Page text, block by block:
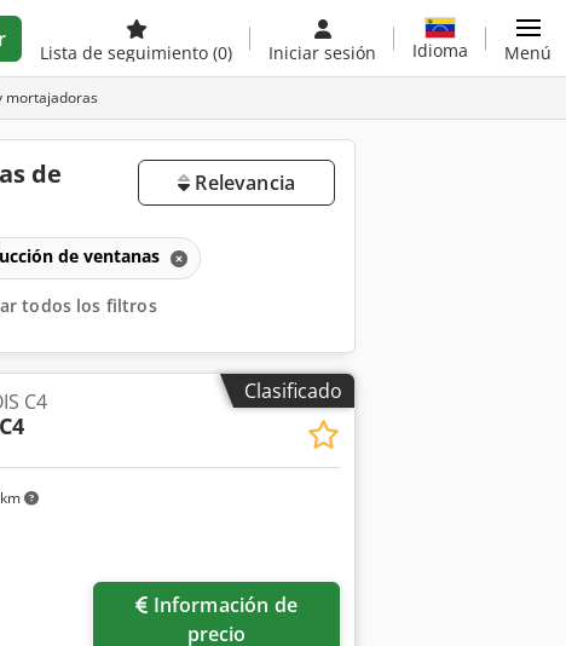
Lista de seguimiento (0) Iniciar sesión Idioma Menú
mortajadoras
de
Relevancia
de ventanas
todos los filtros
Clasificado
C4
C4
precio